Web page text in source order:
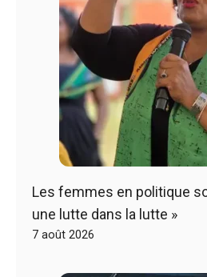
Les femmes en politique
une lutte dans la lutte »
7 août 2026